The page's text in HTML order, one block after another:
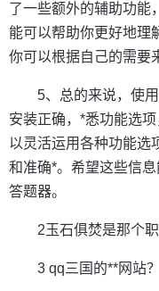
了一些额外的辅助功能
能可以帮助你更好地理
你可以根据自己的需要
5、总的来说，使
安装正确，*悉功能选
以灵活运用各种功能选
和准确*。希望这些信
答题器。
2玉石俱焚是那个
3 qq三国的**网站